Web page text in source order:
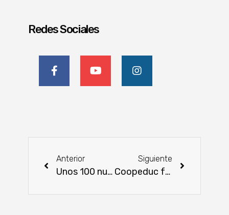
Redes Sociales
Anterior
Unos 100 nuevos prestadores de servicios se registraron
Siguiente
Coopeduc fortalece la producción y la diversificación con acompañamiento técnico a sus socios